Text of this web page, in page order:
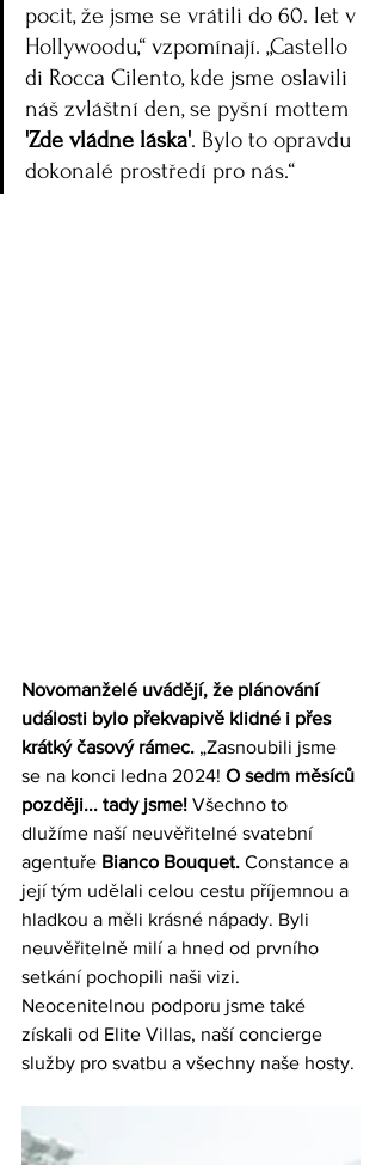
pocit, že jsme se vrátili do 60. let v
Hollywoodu,“ vzpomínají. „Castello
di Rocca Cilento, kde jsme oslavili
náš zvláštní den, se pyšní mottem
'Zde vládne láska'. Bylo to opravdu
dokonalé prostředí pro nás.“
Novomanželé uvádějí, že plánování
události bylo překvapivě klidné i přes
krátký časový rámec. „Zasnoubili jsme
se na konci ledna 2024! O sedm měsíců
později... tady jsme! Všechno to
dlužíme naší neuvěřitelné svatební
agentuře Bianco Bouquet. Constance a
její tým udělali celou cestu příjemnou a
hladkou a měli krásné nápady. Byli
neuvěřitelně milí a hned od prvního
setkání pochopili naši vizi.
Neocenitelnou podporu jsme také
získali od Elite Villas, naší concierge
služby pro svatbu a všechny naše hosty.